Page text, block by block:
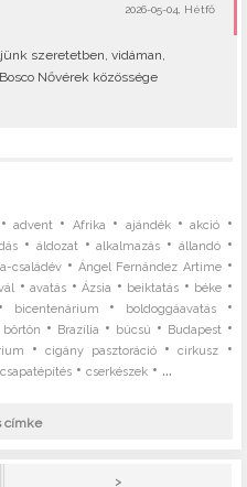
2026-05-04, Hétfő
szeretetben, vidáman,
Nővérek közössége
•advent • Afrika • ajándék•akció •
• áldozat•alkalmazás • állandó•
családév •Ángel Fernández Artime•
•avatás •Ázsia • beiktatás • béke •
bicentenárium • boldoggáavatás•
börtön • Brazília • búcsú • Budapest•
•cigány pasztoráció•cirkusz •
csapatépítés •cserkészek • ...
címke
>